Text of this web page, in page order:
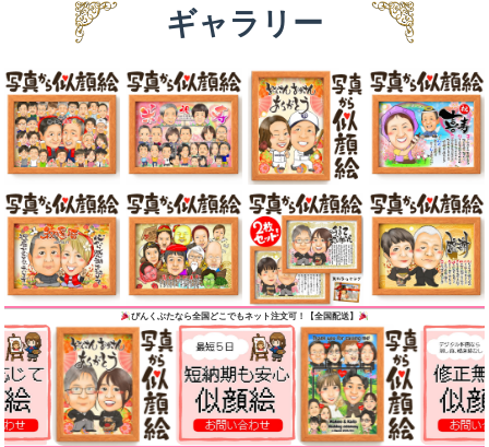
ギャラリー
ぴんくぶたなら全国どこでもネット注文可！【全国配送】